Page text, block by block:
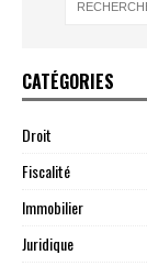
CATÉGORIES
Droit
Fiscalité
Immobilier
Juridique